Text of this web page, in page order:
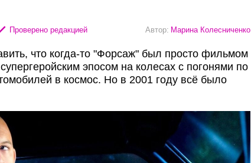
Проверено редакцией Автор: Марина Колесниченко
что когда-то "Форсаж" был просто фильмом
эпосом на колесах с погонями по
в космос. Но в 2001 году всё было